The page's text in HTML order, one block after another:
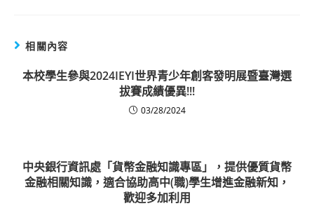
相關內容
本校學生參與2024IEYI世界青少年創客發明展暨臺灣選
拔賽成績優異!!!
03/28/2024
中央銀行資訊處「貨幣金融知識專區」，提供優質貨幣
金融相關知識，適合協助高中(職)學生增進金融新知，
歡迎多加利用